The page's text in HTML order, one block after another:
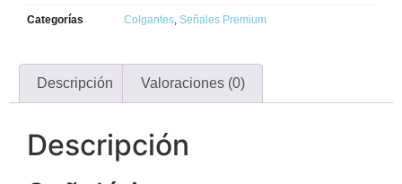
Categorías Colgantes, Señales Premium
Descripción Valoraciones (0)
Descripción